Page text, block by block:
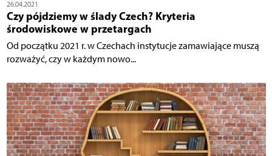
26.04.2021
Czy pójdziemy w ślady Czech? Kryteria
środowiskowe w przetargach
Od początku 2021 r. w Czechach instytucje zamawiające muszą
rozważyć, czy w każdym nowo...